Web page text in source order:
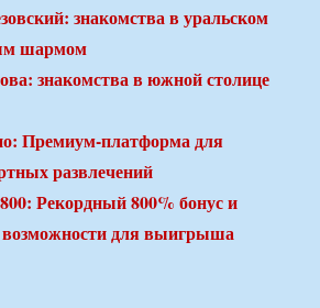
знакомства в уральском
шармом
знакомства в южной столице
Премиум-платформа для
развлечений
Рекордный 800% бонус и
возможности для выигрыша